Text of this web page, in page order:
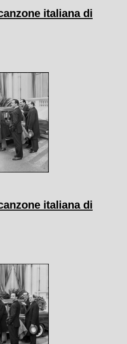
italiana di
italiana di